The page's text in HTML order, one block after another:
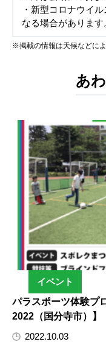
・新型コロナウイ
なる場合があります
※掲載の情報は天候などに
あ
イベント
パラスポーツ体験プ
2022（国分寺市）】
2022.10.03